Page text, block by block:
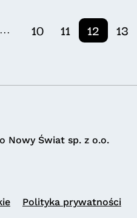
10 11 12 13
Nowy Świat sp. z o.o.
Polityka prywatności